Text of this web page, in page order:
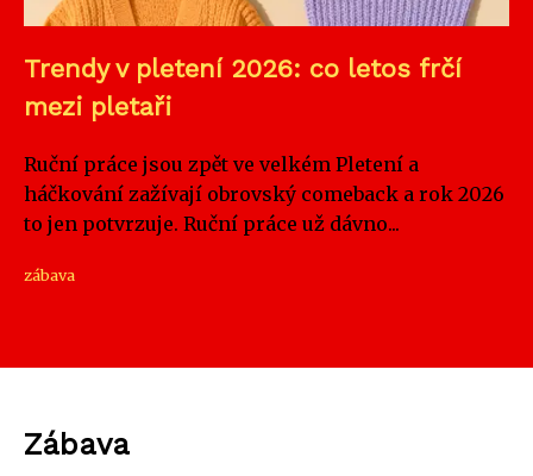
Trendy v pletení 2026: co letos frčí
mezi pletaři
Ruční práce jsou zpět ve velkém Pletení a
háčkování zažívají obrovský comeback a rok 2026
to jen potvrzuje. Ruční práce už dávno...
zábava
Zábava